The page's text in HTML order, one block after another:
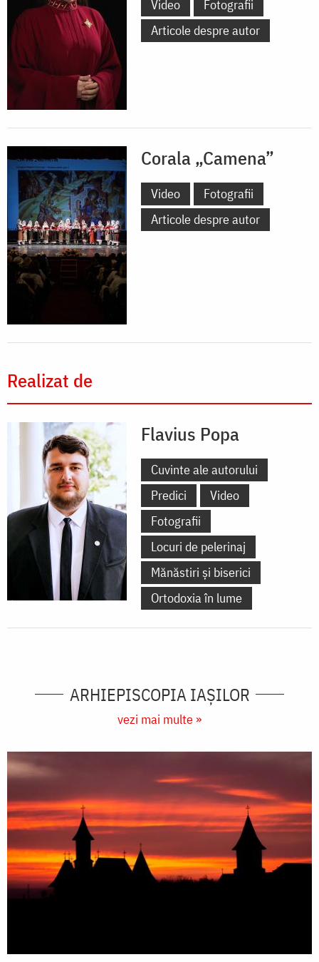
Video
Fotografii
Articole despre autor
Corala „Camena”
Video
Fotografii
Articole despre autor
Realizat de
Flavius Popa
Cuvinte ale autorului
Predici
Video
Fotografii
Locuri de pelerinaj
Mănăstiri și biserici
Ortodoxia în lume
ARHIEPISCOPIA IAŞILOR
vezi mai multe »